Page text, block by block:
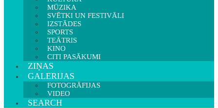
MŪZIKA
SVĒTKI UN FESTIVĀLI
IZSTĀDES
SPORTS
TEĀTRIS
KINO
CITI PASĀKUMI
ZIŅAS
GALERIJAS
FOTOGRĀFIJAS
VIDEO
SEARCH